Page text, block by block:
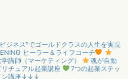
ジネス”でゴールドクラスの人生を実現
ヒーラー＆ライフコーチ
講師（マーケティング）
魂が自動
リチュアル起業講座
7つの起業ステッ
ン講座↓↓↓